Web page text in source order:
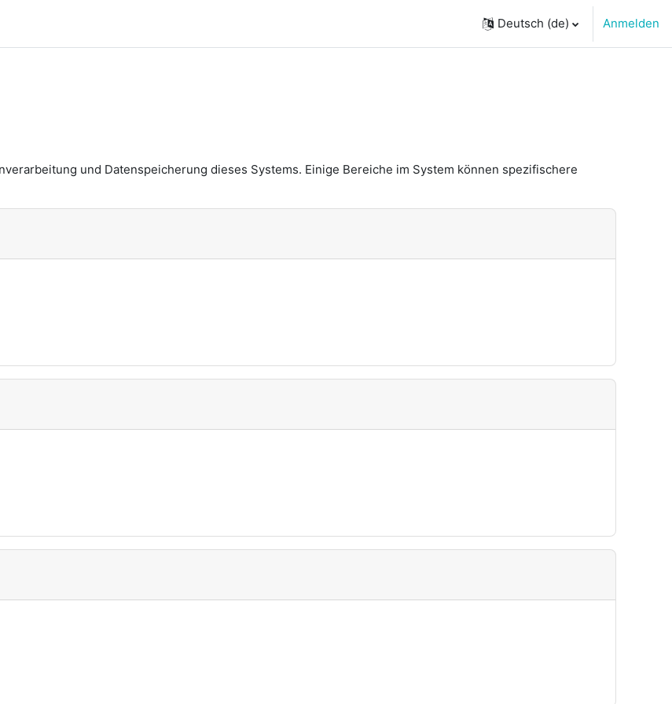
Deutsch ‎(de)‎ Anmelden
und Datenspeicherung dieses Systems. Einige Bereiche im System können spezifischere